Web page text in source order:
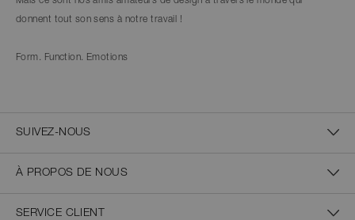
donnent tout son sens à notre travail !
Form. Function. Emotions
SUIVEZ-NOUS
À PROPOS DE NOUS
SERVICE CLIENT